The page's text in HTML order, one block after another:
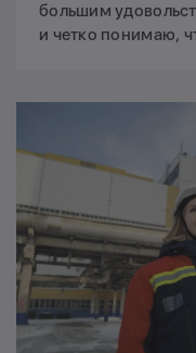
большим
и четко понимаю,